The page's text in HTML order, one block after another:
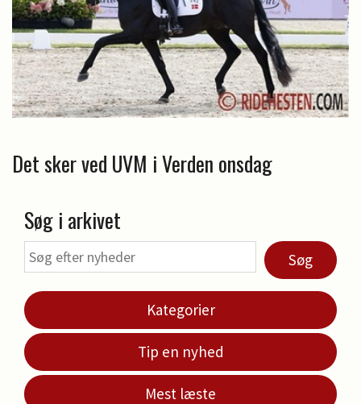
Det sker ved UVM i Verden onsdag
Søg i arkivet
Søg
Kategorier
Tip en nyhed
Mest læste